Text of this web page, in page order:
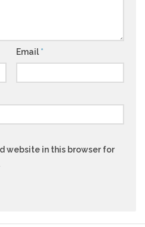
Email *
website in this browser for